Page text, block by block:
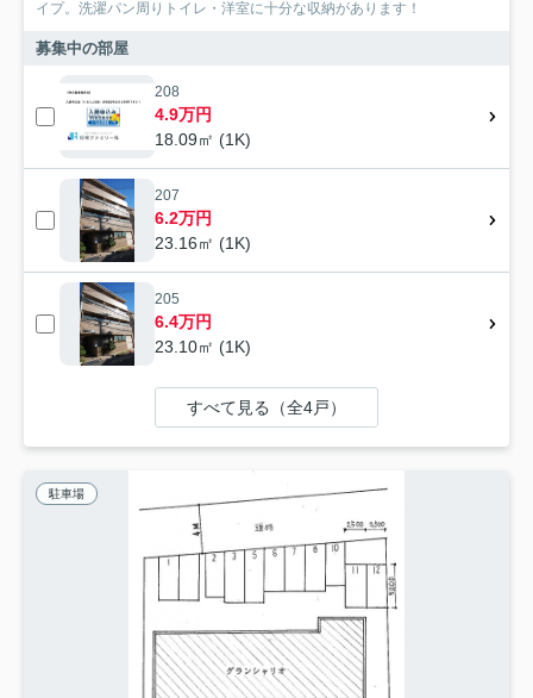
イプ。洗濯パン周りトイレ・洋室に十分な収納があります！
募集中の部屋
208
4.9万円
18.09㎡ (1K)
207
6.2万円
23.16㎡ (1K)
205
6.4万円
23.10㎡ (1K)
すべて見る（全4戸）
駐車場